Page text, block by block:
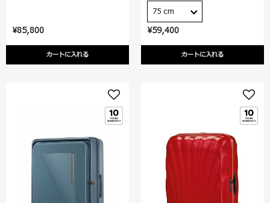
¥85,800
カートに入れる
¥59,400
カートに入れる
75 cm